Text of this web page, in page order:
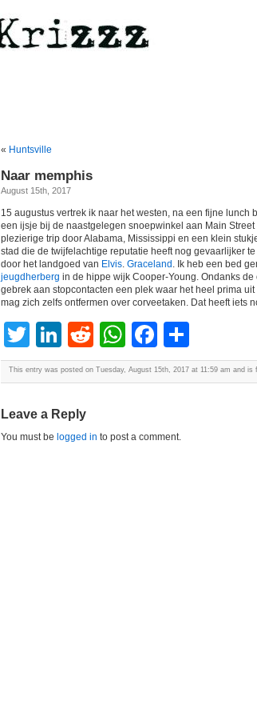
« Huntsville
Naar memphis
August 15th, 2017
15 augustus vertrek ik naar het westen, na een fijne lunch
een ijsje bij de naastgelegen snoepwinkel aan Main Street
plezierige trip door Alabama, Mississippi en een klein
stad die de twijfelachtige reputatie heeft nog gevaarlijker
door het landgoed van Elvis. Graceland . Ik heb een bed
jeugdherberg in de hippe wijk Cooper-Young. Ondanks
gebrek aan stopcontacten een plek waar het heel prima
mag zich zelfs ontfermen over corveetaken. Dat heeft iets
Twitter
LinkedIn
RedditWhatsApp
Facebook
This entry was posted on Tuesday, August 15th, 2017 at 11:59 am and is
Leave a Reply
You must be logged in to post a comment.